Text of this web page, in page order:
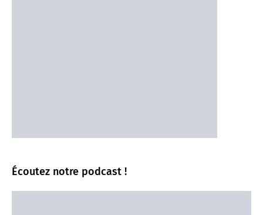
Écoutez notre podcast !